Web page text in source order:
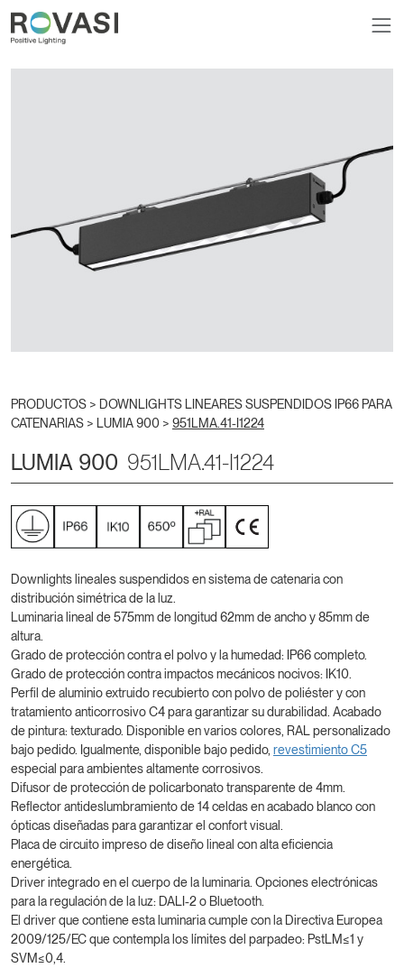
PRODUCTOS > DOWNLIGHTS LINEARES SUSPENDIDOS IP66 PARA
CATENARIAS > LUMIA 900 > 951LMA.41-I1224
LUMIA 900 951LMA.41-I1224
Downlights lineales suspendidos en sistema de catenaria con
distribución simétrica de la luz.
Luminaria lineal de 575mm de longitud 62mm de ancho y 85mm de
altura.
Grado de protección contra el polvo y la humedad: IP66 completo.
Grado de protección contra impactos mecánicos nocivos: IK10.
Perfil de aluminio extruido recubierto con polvo de poliéster y con
tratamiento anticorrosivo C4 para garantizar su durabilidad. Acabado
de pintura: texturado. Disponible en varios colores, RAL personalizado
bajo pedido. Igualmente, disponible bajo pedido, revestimiento C5
especial para ambientes altamente corrosivos.
Difusor de protección de policarbonato transparente de 4mm.
Reflector antideslumbramiento de 14 celdas en acabado blanco con
ópticas diseñadas para garantizar el confort visual.
Placa de circuito impreso de diseño lineal con alta eficiencia
energética.
Driver integrado en el cuerpo de la luminaria. Opciones electrónicas
para la regulación de la luz: DALI-2 o Bluetooth.
El driver que contiene esta luminaria cumple con la Directiva Europea
2009/125/EC que contempla los límites del parpadeo: PstLM≤1 y
SVM≤0,4.